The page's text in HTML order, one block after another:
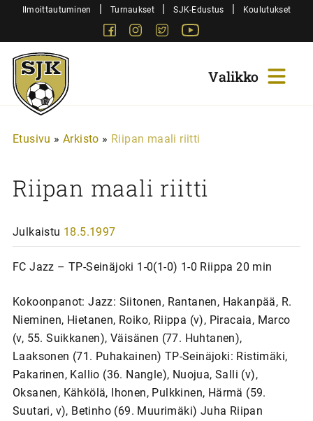
SiirryIlmoittautuminen | Turnaukset | SJK-Edustus | Koulutukset
FacebookInstagram
Twitter
Sjk-
Juniorit
Etusivu » Arkisto » Riipan maali riitti
Riipan maali riitti
Julkaistu 18.5.1997
FC Jazz – TP-Seinäjoki 1-0(1-0) 1-0 Riippa 20 min
Kokoonpanot: Jazz: Siitonen, Rantanen, Hakanpää, R.
Nieminen, Hietanen, Roiko, Riippa (v), Piracaia, Marco
(v, 55. Suikkanen), Väisänen (77. Huhtanen),
Laaksonen (71. Puhakainen) TP-Seinäjoki: Ristimäki,
Pakarinen, Kallio (36. Nangle), Nuojua, Salli (v),
Oksanen, Kähkölä, Ihonen, Pulkkinen, Härmä (59.
Suutari, v), Betinho (69. Muurimäki) Juha Riipan